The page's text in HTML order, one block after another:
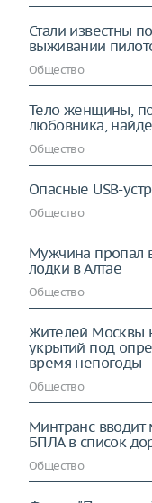
Стали известны
выживании
Общество
Тело женщины,
любовника,
Общество
Опасные USB-
Общество
Мужчина пропал
лодки в Алтае
Общество
Жителей Москвы
укрытий под
время непогоды
Общество
Минтранс вводит
БПЛА в список
Общество